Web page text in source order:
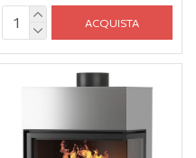
ACQUISTA